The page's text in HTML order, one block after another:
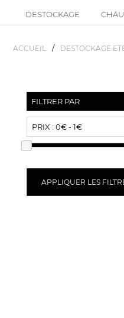
DESTOCKAGE
ACCUEIL / DESTOCKAGE
FILTRER PAR
PRIX : 0€ - 1€
APPLIQUER LES